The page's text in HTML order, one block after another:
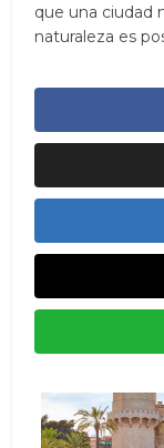
que una ciudad
naturaleza es